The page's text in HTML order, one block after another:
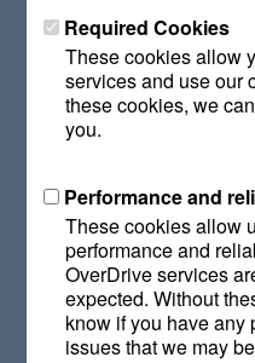
PocketBook x Libby bringt
auf PocketBook-E-Reader
Bibliotheks-Lese-App, und
führenden Unternehmen
angekündigt. Diese
Lesern einfacher denn je,
örtlichen Bibliothek direkt
genießen.
Required Cookies
These cookies allow
services and use our
these cookies, we
you.
Performance and
These cookies allow
performance and
OverDrive services
expected. Without
know if you have any
issues that we may